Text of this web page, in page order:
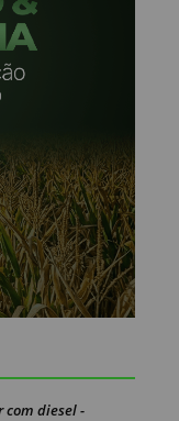
diesel -